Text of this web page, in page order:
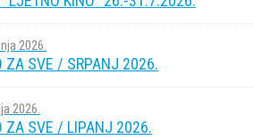
2026.
ZA SVE / SRPANJ 2026.
2026.
ZA SVE / LIPANJ 2026.